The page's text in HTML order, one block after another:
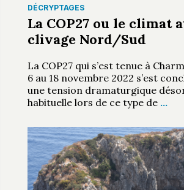
DÉCRYPTAGES
La COP27 ou le climat
clivage Nord/Sud
La COP27 qui s’est tenue à
6 au 18 novembre 2022 s’est
une tension dramaturgique
habituelle lors de ce type de …